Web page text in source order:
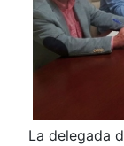
La delegada